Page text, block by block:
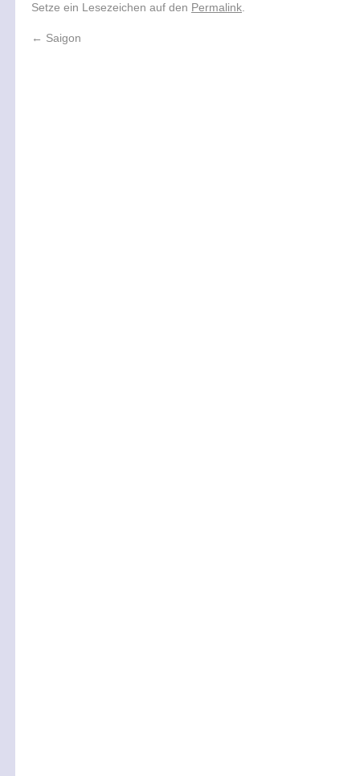
Setze ein Lesezeichen auf den Permalink
← Saigon